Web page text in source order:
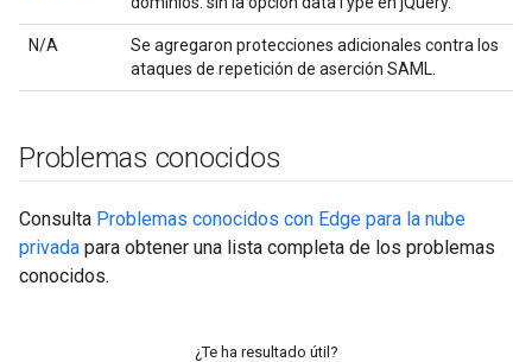
N/A
Se agregaron protecciones adicionales contra los
ataques de repetición de aserción SAML.
Problemas conocidos
Consulta Problemas conocidos con Edge para la nube
privada para obtener una lista completa de los problemas
conocidos.
¿Te ha resultado útil?